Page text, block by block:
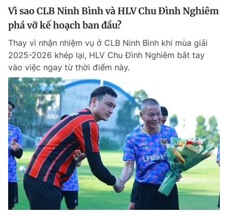
Vì sao CLB Ninh Bình và HLV Chu Đình Nghiêm
phá vỡ kế hoạch ban đầu?
Thay vì nhận nhiệm vụ ở CLB Ninh Bình khi mùa giải
2025-2026 khép lại, HLV Chu Đình Nghiêm bắt tay
vào việc ngay từ thời điểm này.